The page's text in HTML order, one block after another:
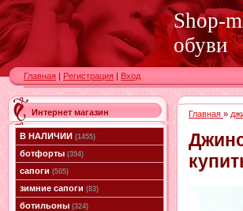
Shop-
обуви
Главная | Регистрация | Вход
Интернет магазин
В НАЛИЧИИ (1455)
ботфорты (394)
сапоги (505)
зимние сапоги (83)
ботильоны (324)
Главная »